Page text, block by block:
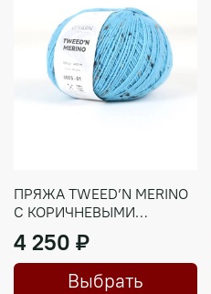
ПРЯЖА TWEED’N MERINO
С КОРИЧНЕВЫМИ
4 250 ₽
Выбрать